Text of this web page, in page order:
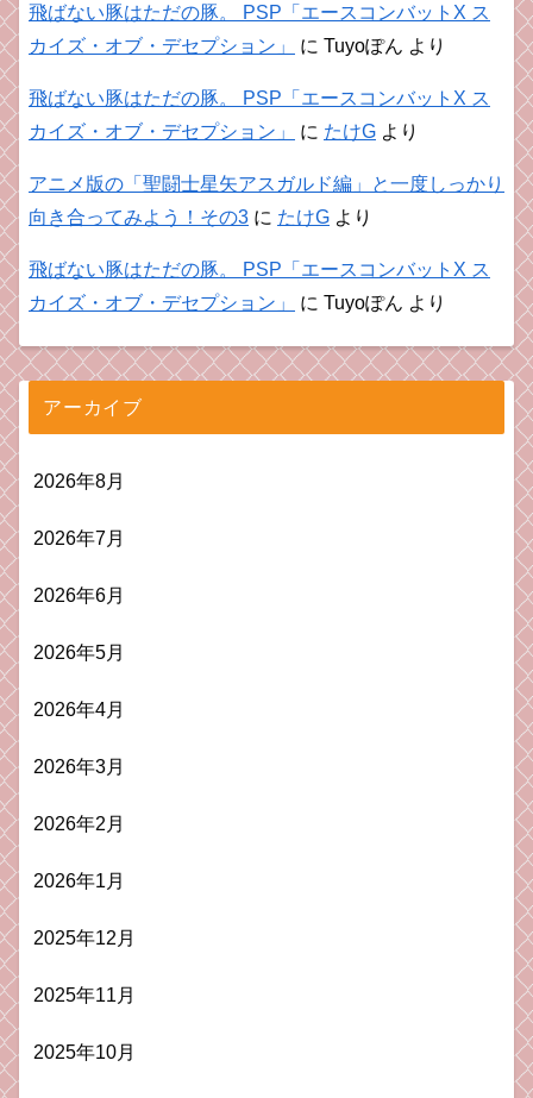
飛ばない豚はただの豚。 PSP「エースコンバットX ス
カイズ・オブ・デセプション」
に Tuyoぽん より
飛ばない豚はただの豚。 PSP「エースコンバットX ス
カイズ・オブ・デセプション」
に たけG より
アニメ版の「聖闘士星矢アスガルド編」と一度しっかり
向き合ってみよう！その3 に たけG より
飛ばない豚はただの豚。 PSP「エースコンバットX ス
カイズ・オブ・デセプション」
に Tuyoぽん より
アーカイブ
2026年8月
2026年7月
2026年6月
2026年5月
2026年4月
2026年3月
2026年2月
2026年1月
2025年12月
2025年11月
2025年10月